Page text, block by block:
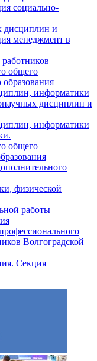
социально-
дисциплин и
менеджмент в
общего
информатики
дисциплин и
информатики
общего
физической
работы
Волгоградской
Секция